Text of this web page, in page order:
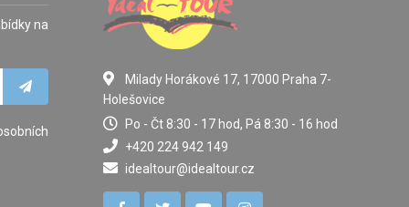
na
Milady Horákové 17, 17000 Praha 7-
Holešovice
Po - Čt 8:30 - 17 hod, Pá 8:30 - 16 hod
+420 224 942 149
idealtour@idealtour.cz